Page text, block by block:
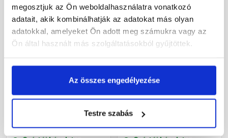
megosztjuk az Ön weboldalhasználatra vonatkozó
adatait, akik kombinálhatják az adatokat más olyan
adatokkal, amelyeket Ön adott meg számukra vagy az
Ön által használt más szolgáltatásokból gyűjtöttek.
Az összes engedélyezése
Testre szabás
Masterplast
Thermomaster szilikon
Masterplast
Thermomaster szilikon